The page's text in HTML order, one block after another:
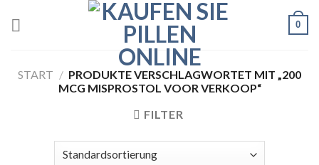
0
START / PRODUKTE VERSCHLAGWORTET MIT „200
MCG MISPROSTOL VOOR VERKOOP“
FILTER